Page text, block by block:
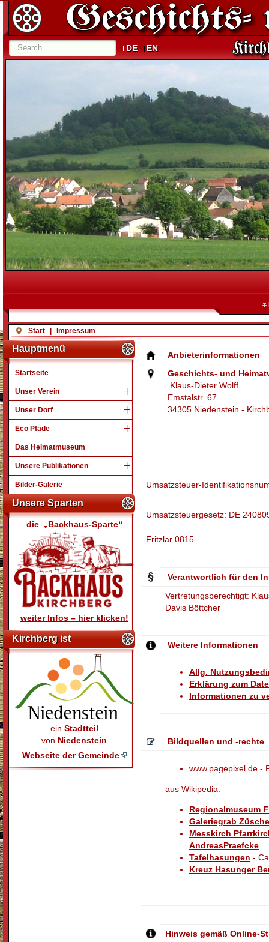
DE EN
Start Impressum
Hauptmenü
Startseite
Unser Verein
Unser Dorf
Eco Pfade
Das Heimatmuseum
Unsere Publikationen
Bilder-Galerie
Unsere Sparten
die „Backhaus-Sparte“
weiter Infos – hier klicken!
Kirchberg ist
ein Stadtteil
von Niedenstein
Webseite der Gemeinde
Anbieterinformationen
Geschichts- und
Klaus-Dieter Wolff
Emstalstr. 67
34305 Niedenstein -
Umsatzsteuer-
Umsatzsteuergesetz: DE
Fritzlar 0815
Verantwortlich für den
Vertretungsberechtigt:
Davis Böttcher
Weitere Informationen
Allg.
Erklärung zum
Informationen zu
Bildquellen und -rechte
www.pagepixel.de -
aus Wikipedia:
Regionalmuseum
Galeriegrab
Messkirch
AndreasPraefcke
Tafelhasungen -
Kreuz Hasunger
Hinweis gemäß Online-